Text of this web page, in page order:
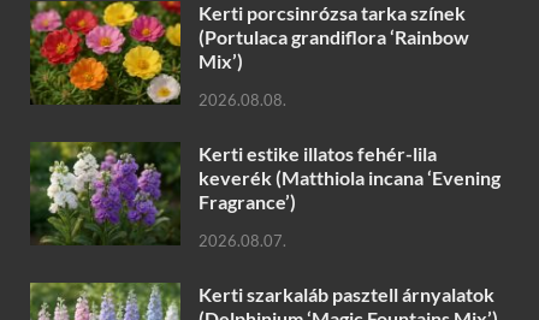
Kerti porcsinrózsa tarka színek
(Portulaca grandiflora ‘Rainbow
Mix’)
2026.08.08.
Kerti estike illatos fehér-lila
keverék (Matthiola incana ‘Evening
Fragrance’)
2026.08.07.
Kerti szarkaláb pasztell árnyalatok